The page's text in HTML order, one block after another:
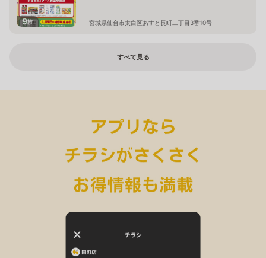
9枚 宮城県仙台市太白区あすと長町二丁目3番10号
すべて見る